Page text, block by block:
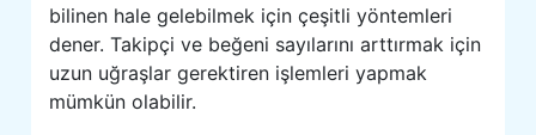
bilinen hale gelebilmek için çeşitli yöntemleri
dener. Takipçi ve beğeni sayılarını arttırmak için
uzun uğraşlar gerektiren işlemleri yapmak
mümkün olabilir.